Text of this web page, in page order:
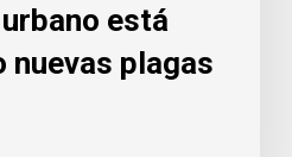
está
nuevas plagas